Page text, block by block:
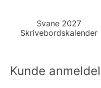
Svane 2027
Skrivebordskalender
Kunde